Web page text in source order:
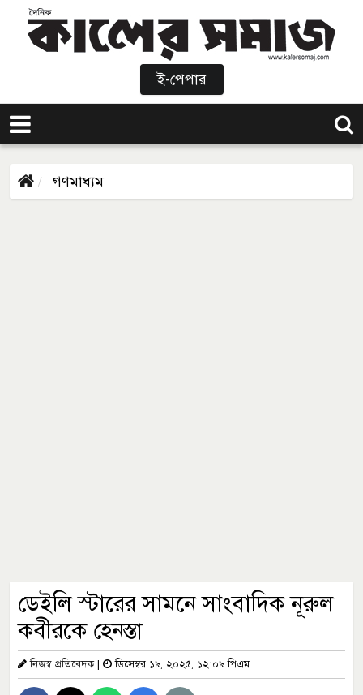
ই-পেপার
গণমাধ্যম
ডেইলি স্টারের সামনে সাংবাদিক নূরুল
কবীরকে হেনস্তা
নিজস্ব প্রতিবেদক| ডিসেম্বর ১৯, ২০২৫, ১২:০৯ পিএম